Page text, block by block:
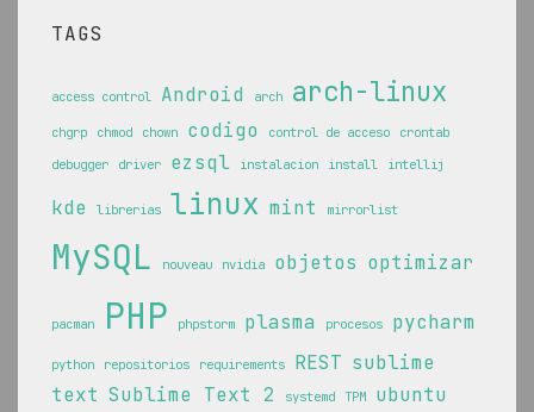
TAGS
access control Android arch arch-linux
chgrp chmod chown codigo control de acceso
crontab
debugger
driver ezsql instalacion install intellij
kde librerias linux mint mirrorlist
MySQL nouveau nvidia objetos optimizar
pacman PHP phpstorm plasma procesos pycharm
python repositorios requirements REST sublime
text Sublime Text 2 systemd TPM
ubuntu